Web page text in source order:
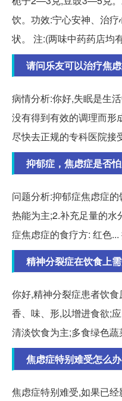
饮。功效:宁心安神、治
状。 注:(两味中药药店均
请问乐友可以治疗焦
病情分析:你好,失眠是生
没有得到有效的调理而形
尽快去正规的专科医院接
抑郁症，焦虑症是否
问题分析:抑郁症焦虑症
热能为主;2.补充足量的水
症焦虑症的食疗方: 红色...
精神分裂症在饮食上
你好,精神分裂症患者饮食
香、味、形,以增进食欲;
清淡饮食为主;多食绿色蔬
焦虑症特别难受怎么
焦虑症特别难受,如果已